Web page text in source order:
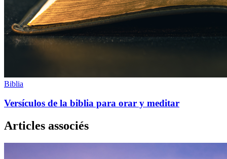
Biblia
Versículos de la biblia para orar y meditar
Articles associés